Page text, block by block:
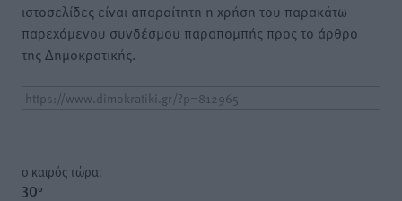
ιστοσελίδες είναι απαραίτητη η χρήση του παρακάτω
παρεχόμενου συνδέσμου παραπομπής προς το άρθρο
της Δημοκρατικής.
o καιρός τώρα:
30°